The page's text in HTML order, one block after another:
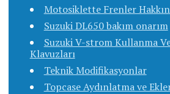
Motosiklette Frenler
Suzuki DL650 bakım onarım
Suzuki V-strom Kullanma
Klavuzları
Teknik Modifikasyonlar
Topcase Aydınlatma ve